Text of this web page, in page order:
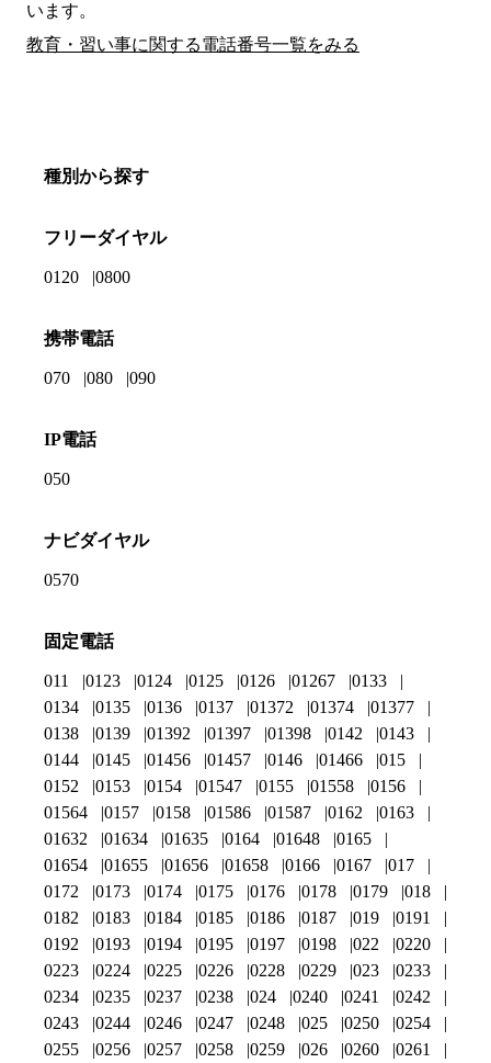
います。
教育・習い事に関する電話番号一覧をみる
種別から探す
フリーダイヤル
0120 0800
携帯電話
070 080 090
IP電話
050
ナビダイヤル
0570
固定電話
011 0123 0124 0125 0126 01267
0133
0134
0135 0136 0137 01372 01374
01377
0138
0139 01392 01397 01398 0142
0143
0144
0145 01456 01457 0146 01466
015
0152
0153 0154 01547 0155 01558
0156
01564
0157 0158 01586 01587 0162
0163
01632
01634 01635 0164 01648
0165
01654
01655 01656 01658 0166 0167
017
0172
0173 0174 0175 0176 0178 0179
018
0182
0183 0184 0185 0186 0187 019
0191
0192
0193 0194 0195 0197 0198 022
0220
0223
0224 0225 0226 0228 0229 023
0233
0234
0235 0237 0238 024 0240 0241
0242
0243
0244 0246 0247 0248 025 0250
0254
0255
0256 0257 0258 0259 026 0260 0261